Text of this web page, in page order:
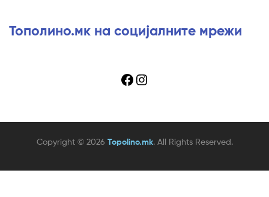
Тополино.мк на социјалните мрежи
Facebook
Copyright © 2026 Topolino.mk. All Rights Reserved.